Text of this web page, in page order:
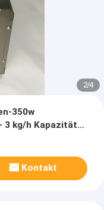
2/4
350w
3 kg/h Kapazitäts-
Kontakt